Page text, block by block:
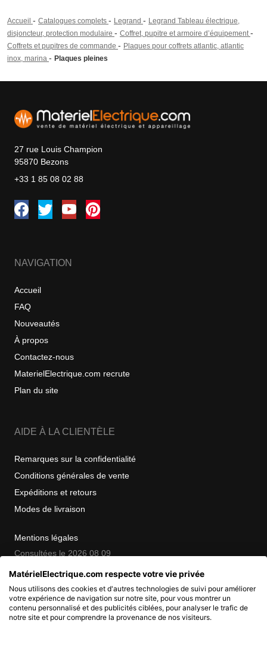
Accueil - Catalogues complets - Legrand - Legrand Tableau électrique,
disjoncteur, protection modulaire - Coffret, pupitre et armoire d’équipement -
Coffrets et pupitres de commande - Plaques pour coffrets atlantic, atlantic
inox, marina - Plaques pleines
27 rue Louis Champion
95870 Bezons
+33 1 85 08 02 88
NAVIGATION
Accueil
FAQ
Nouveautés
À propos
Contactez-nous
MaterielElectrique.com recrute
Plan du site
AIDE À LA CLIENTÈLE
Remarques sur la confidentialité
Conditions générales de vente
Expéditions et retours
Modes de livraison
Mentions légales
Consultées le 2026 08 09
COPYRIGHT
© 2007 - 2026 Nimbanet
MatérielElectrique.com respecte votre vie privée
Nous utilisons des cookies et d'autres technologies de suivi pour améliorer
votre expérience de navigation sur notre site, pour vous montrer un
contenu personnalisé et des publicités ciblées, pour analyser le trafic de
notre site et pour comprendre la provenance de nos visiteurs.